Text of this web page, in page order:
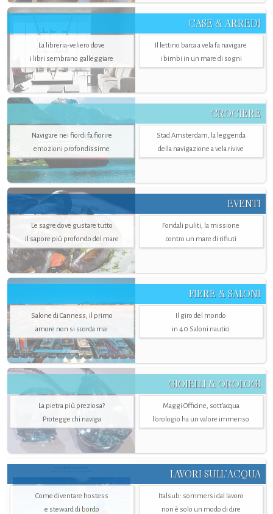
CASE & ARREDI
La libreria-veliero dove
i libri sembrano galleggiare
Il lettino barca a vela fa navigare
i bimbi in un mare di sogni
CROCIERE
Navigare nei fiordi fa fiorire
emozioni profondissime
Stad Amsterdam, la leggenda
della navigazione a vela rivive
EVENTI
Le sagre dove gustare tutto
il sapore più profondo del mare
Fondali puliti, la missione
contro un mare di rifiuti
FIERE & SALONI
Salone di Canness, il primo
amore non si scorda mai
Il giro del mondo
in 40 Saloni nautici
GIOIELLI & OROLOGI
La pietra più preziosa?
Protegge chi naviga
Maggi Officine, sott’acqua
l'orologio ha un valore immenso
LAVORI SULL’ACQUA
Come diventare hostess
e steward di bordo
Italsub: sommersi dal lavoro
non è solo un modo di dire